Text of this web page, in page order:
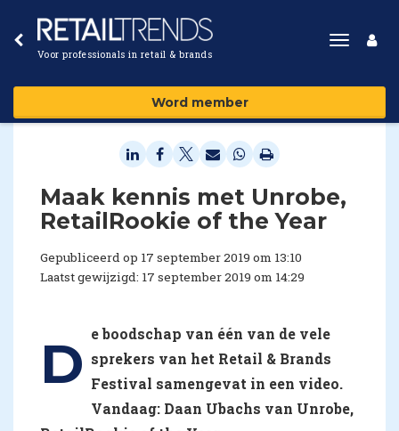
Voor professionals in retail & brands
Toggle
Word member
Maak kennis met Unrobe,
RetailRookie of the Year
Gepubliceerd op 17 september 2019 om 13:10
Laatst gewijzigd: 17 september 2019 om 14:29
D e boodschap van één van de vele
sprekers van het Retail & Brands
Festival samengevat in een video.
Vandaag: Daan Ubachs van Unrobe,